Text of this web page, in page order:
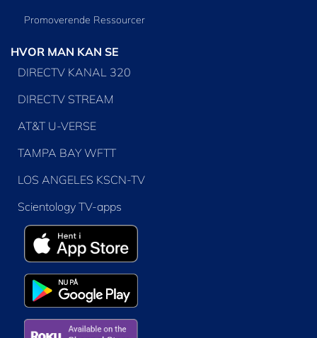
Promoverende Ressourcer
HVOR MAN KAN SE
DIRECTV KANAL 320
DIRECTV STREAM
AT&T U-VERSE
TAMPA BAY WFTT
LOS ANGELES KSCN-TV
Scientology TV-apps